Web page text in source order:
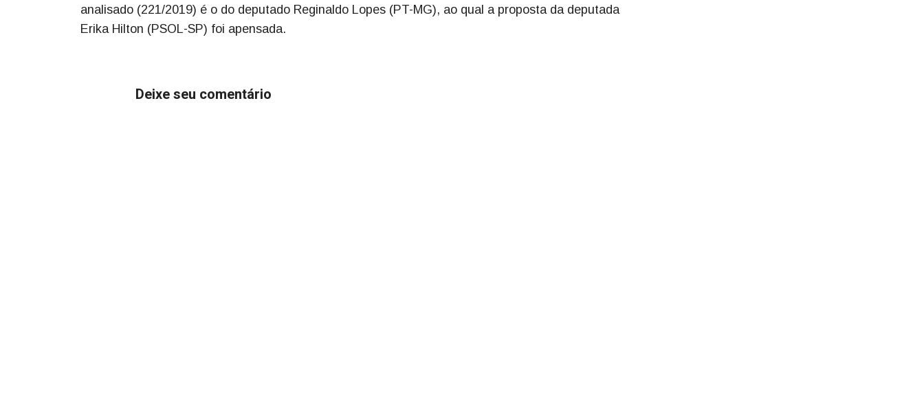
analisado (221/2019) é o do deputado Reginaldo Lopes (PT-MG), ao qual a proposta da deputada
Erika Hilton (PSOL-SP) foi apensada.
Deixe seu comentário